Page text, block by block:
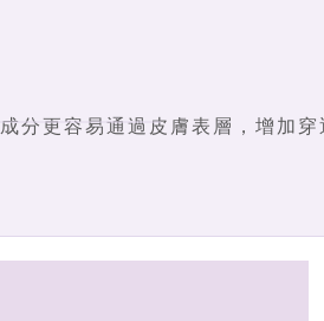
更容易通過皮膚表層，增加穿